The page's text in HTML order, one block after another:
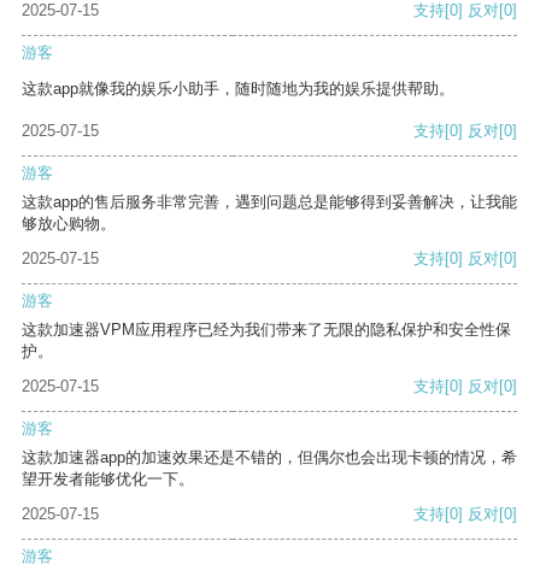
2025-07-15
支持[0] 反对[0]
游客
这款app就像我的娱乐小助手，随时随地为我的娱乐提供帮助。
2025-07-15 支持[0] 反对[0]
游客
这款app的售后服务非常完善，遇到问题总是能够得到妥善解决，让我能
够放心购物。
2025-07-15
支持[0] 反对[0]
游客
这款加速器VPM应用程序已经为我们带来了无限的隐私保护和安全性保
护。
2025-07-15
支持[0] 反对[0]
游客
这款加速器app的加速效果还是不错的，但偶尔也会出现卡顿的情况，希
望开发者能够优化一下。
2025-07-15
支持[0] 反对[0]
游客